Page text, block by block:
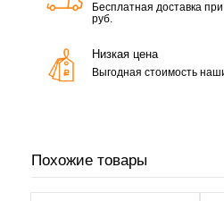
Бесплатная доставка
руб.
Низкая цена
Выгодная стоимость
Похожие товары